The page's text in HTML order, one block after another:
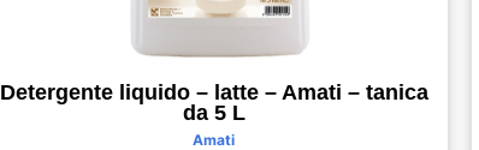
Detergente liquido – latte – Amati – tanica
da 5 L
Amati